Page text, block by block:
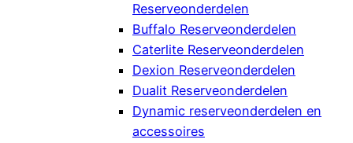
Reserveonderdelen
Buffalo Reserveonderdelen
Caterlite Reserveonderdelen
Dexion Reserveonderdelen
Dualit Reserveonderdelen
Dynamic reserveonderdelen en
accessoires